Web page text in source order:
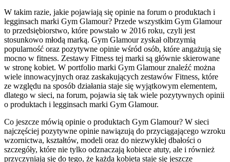
W takim razie, jakie pojawiają się opinie na forum o produktach i
legginsach marki Gym Glamour? Przede wszystkim Gym Glamour
to przedsiębiorstwo, które powstało w 2016 roku, czyli jest
stosunkowo młodą marką. Gym Glamour zyskał olbrzymią
popularność oraz pozytywne opinie wśród osób, które angażują się
mocno w fitness. Zestawy Fitness tej marki są głównie skierowane
w stronę kobiet. W portfolio marki Gym Glamour znaleźć można
wiele innowacyjnych oraz zaskakujących zestawów Fitness, które
ze względu na sposób działania staje się wyjątkowym elementem,
dlatego w sieci, na forum, pojawia się tak wiele pozytywnych opinii
o produktach i legginsach marki Gym Glamour.
Co jeszcze mówią opinie o produktach Gym Glamour? W sieci
najczęściej pozytywne opinie nawiązują do przyciągającego wzroku
wzornictwa, kształtów, modeli oraz do niezwykłej dbałości o
szczegóły, które nie tylko odznaczają kobiece atuty, ale i również
przyczyniają się do tego, że każda kobieta staje się jeszcze